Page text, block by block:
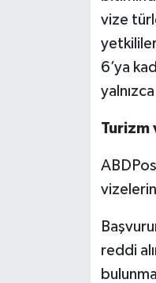
vize
6’ya
Turizm
reddi